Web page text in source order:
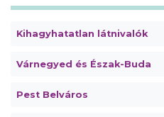
Kihagyhatatlan látnivalók
Várnegyed és Észak-Buda
Pest Belváros